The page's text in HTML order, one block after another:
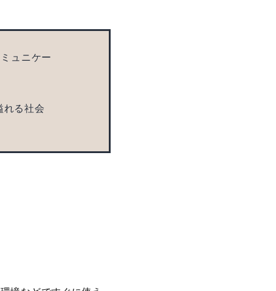
ュニケー
れる社会